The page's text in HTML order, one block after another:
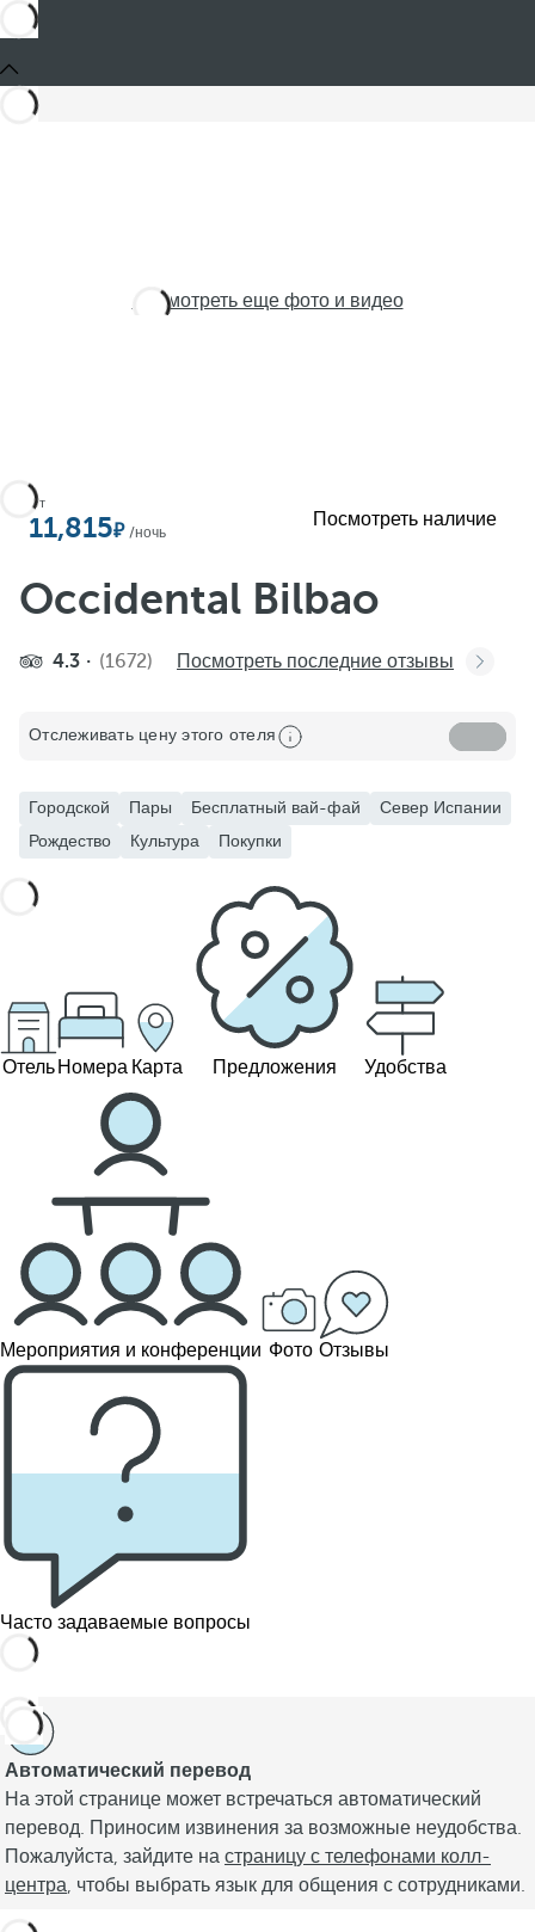
Посмотреть еще фото и видео
От
11,815 /ночь
Посмотреть наличие
Occidental Bilbao
4.3 (1672) Посмотреть последние отзывы
Отслеживать цену этого отеля
Городской Пары Бесплатный вай-фай
Север Испании
Рождество
Культура Покупки
Отель Номера Карта Предложения Удобства
Мероприятия и конференции Фото Отзывы
Часто задаваемые вопросы
Автоматический перевод
На этой странице может встречаться автоматический
перевод. Приносим извинения за возможные неудобства.
Пожалуйста, зайдите на страницу с телефонами колл-
центра, чтобы выбрать язык для общения с сотрудниками.